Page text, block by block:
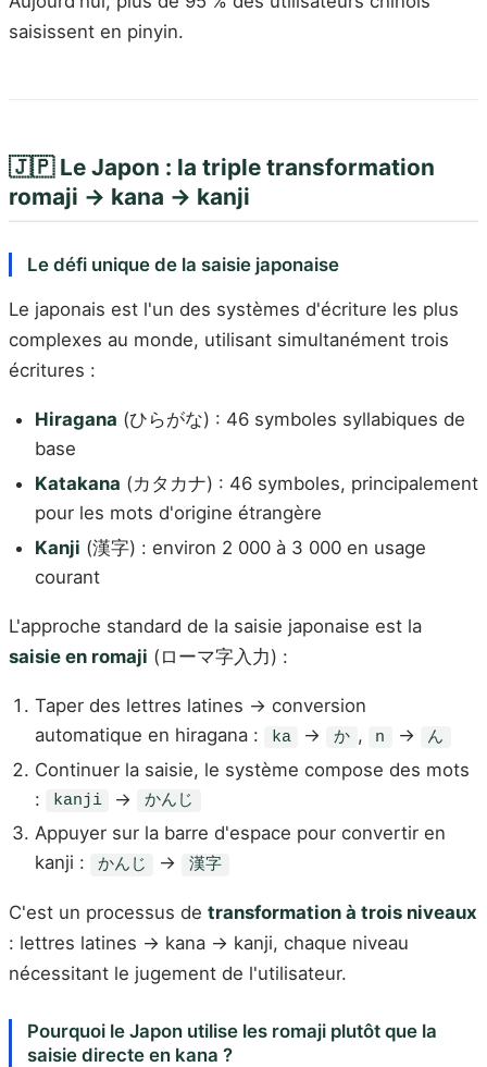
saisissent en pinyin.
🇯🇵 Le Japon : la triple transformation
romaji → kana → kanji
Le défi unique de la saisie japonaise
Le japonais est l'un des systèmes d'écriture les plus
complexes au monde, utilisant simultanément trois
écritures :
Hiragana (ひらがな) : 46 symboles syllabiques de
base
Katakana (カタカナ) : 46 symboles, principalement
pour les mots d'origine étrangère
Kanji (漢字) : environ 2 000 à 3 000 en usage
courant
L'approche standard de la saisie japonaise est la
saisie en romaji (ローマ字入力) :
Taper des lettres latines → conversion
automatique en hiragana :
ka → か , n → ん
Continuer la saisie, le système compose des mots
:
kanji → かんじ
Appuyer sur la barre d'espace pour convertir en
kanji :
かんじ → 漢字
C'est un processus de transformation à trois niveaux
: lettres latines → kana → kanji, chaque niveau
nécessitant le jugement de l'utilisateur.
Pourquoi le Japon utilise les romaji plutôt que la
saisie directe en kana ?